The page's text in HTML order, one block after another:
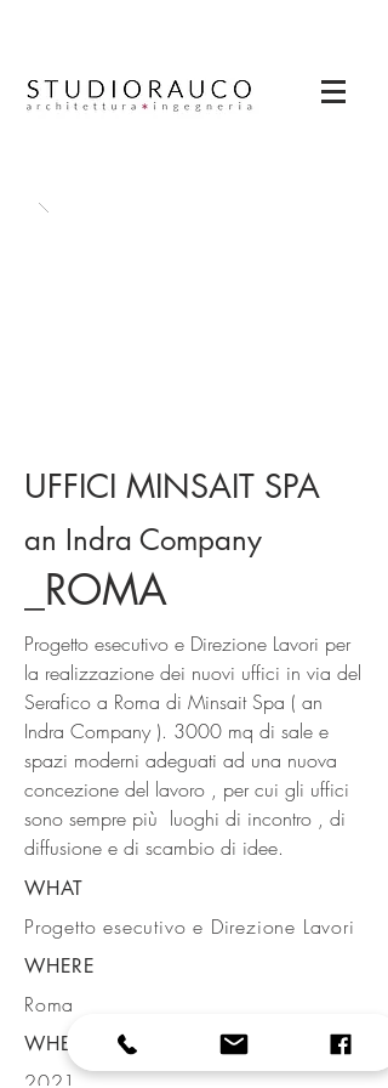
UFFICI MINSAIT SPA
an Indra Company
_ROMA
Progetto esecutivo e Direzione Lavori per
la realizzazione dei nuovi uffici in via del
Serafico a Roma di Minsait Spa ( an
Indra Company ). 3000 mq di sale e
spazi moderni adeguati ad una nuova
concezione del lavoro , per cui gli uffici
sono sempre più luoghi di incontro , di
diffusione e di scambio di idee.
WHAT
Progetto esecutivo e Direzione Lavori
WHERE
Roma
WHEN
2021